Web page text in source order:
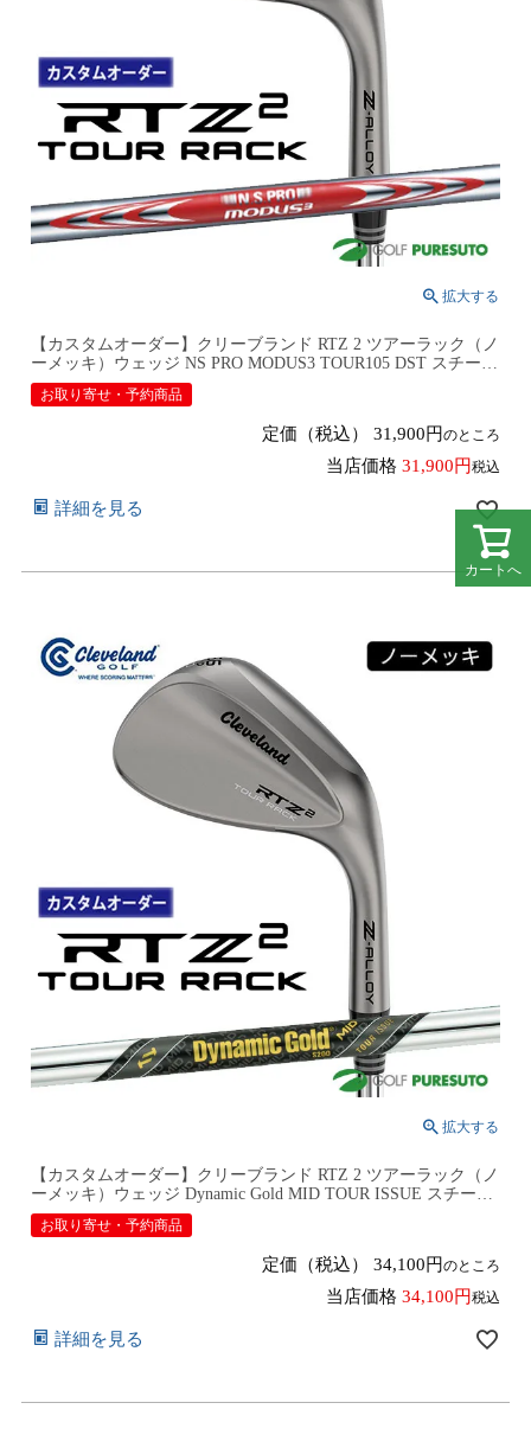
【カスタムオーダー】クリーブランド RTZ 2 ツアーラック（ノ
ーメッキ）ウェッジ NS PRO MODUS3 TOUR105 DST スチール
シャフト 2026年モデル日本仕様 日本正規品 cleveland アールテ
ィーゼット ツー【■DC■】9月12日発売予定
お取り寄せ・予約商品
定価（税込） 31,900 のところ
当店価格 31,900 税込
詳細を見る
【カスタムオーダー】クリーブランド RTZ 2 ツアーラック（ノ
ーメッキ）ウェッジ Dynamic Gold MID TOUR ISSUE スチール
シャフト 2026年モデル日本仕様 日本正規品 cleveland アールテ
ィーゼット ツー【■DC■】9月12日発売予定
お取り寄せ・予約商品
定価（税込） 34,100 のところ
当店価格 34,100 税込
詳細を見る
カートへ